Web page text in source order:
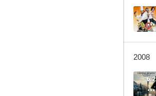
--
2008
6.2